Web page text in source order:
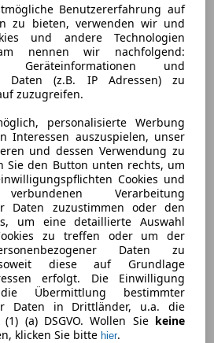
Benutzererfahrung auf
zu bieten, verwenden wir und
und andere Technologien
nennen wir nachfolgend:
Geräteinformationen und
Daten (z.B. IP Adressen) zu
zuzugreifen.
personalisierte Werbung
Interessen auszuspielen, unser
und dessen Verwendung zu
Sie den Button unten rechts, um
Cookies und
Verarbeitung
Daten zuzustimmen oder den
um eine detaillierte Auswahl
zu treffen oder um der
Daten zu
diese auf Grundlage
erfolgt. Die Einwilligung
Übermittlung bestimmter
Daten in Drittländer, u.a. die
(a) DSGVO. Wollen Sie keine
klicken Sie bitte hier.